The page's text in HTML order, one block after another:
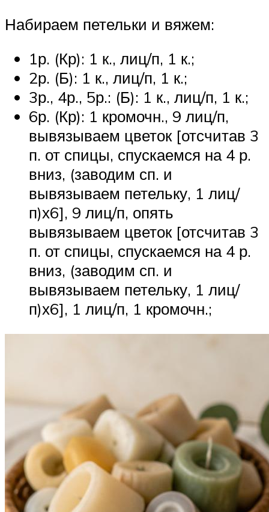
Набираем петельки и вяжем:
1р. (Кр): 1 к., лиц/п, 1 к.;
2р. (Б): 1 к., лиц/п, 1 к.;
3р., 4р., 5р.: (Б): 1 к., лиц/п, 1 к.;
6р. (Кр): 1 кромочн., 9 лиц/п,
вывязываем цветок [отсчитав 3
п. от спицы, спускаемся на 4 р.
вниз, (заводим сп. и
вывязываем петельку, 1 лиц/
п)х6], 9 лиц/п, опять
вывязываем цветок [отсчитав 3
п. от спицы, спускаемся на 4 р.
вниз, (заводим сп. и
вывязываем петельку, 1 лиц/
п)х6], 1 лиц/п, 1 кромочн.;